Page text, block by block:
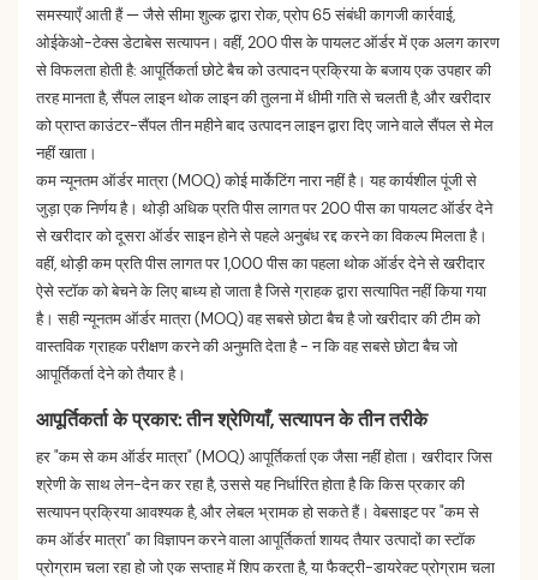
समस्याएँ आती हैं — जैसे सीमा शुल्क द्वारा रोक, प्रोप 65 संबंधी कागजी कार्रवाई,
ओईकेओ-टेक्स डेटाबेस सत्यापन। वहीं, 200 पीस के पायलट ऑर्डर में एक अलग कारण
से विफलता होती है: आपूर्तिकर्ता छोटे बैच को उत्पादन प्रक्रिया के बजाय एक उपहार की
तरह मानता है, सैंपल लाइन थोक लाइन की तुलना में धीमी गति से चलती है, और खरीदार
को प्राप्त काउंटर-सैंपल तीन महीने बाद उत्पादन लाइन द्वारा दिए जाने वाले सैंपल से मेल
नहीं खाता।
कम न्यूनतम ऑर्डर मात्रा (MOQ) कोई मार्केटिंग नारा नहीं है। यह कार्यशील पूंजी से
जुड़ा एक निर्णय है। थोड़ी अधिक प्रति पीस लागत पर 200 पीस का पायलट ऑर्डर देने
से खरीदार को दूसरा ऑर्डर साइन होने से पहले अनुबंध रद्द करने का विकल्प मिलता है।
वहीं, थोड़ी कम प्रति पीस लागत पर 1,000 पीस का पहला थोक ऑर्डर देने से खरीदार
ऐसे स्टॉक को बेचने के लिए बाध्य हो जाता है जिसे ग्राहक द्वारा सत्यापित नहीं किया गया
है। सही न्यूनतम ऑर्डर मात्रा (MOQ) वह सबसे छोटा बैच है जो खरीदार की टीम को
वास्तविक ग्राहक परीक्षण करने की अनुमति देता है - न कि वह सबसे छोटा बैच जो
आपूर्तिकर्ता देने को तैयार है।
आपूर्तिकर्ता के प्रकार: तीन श्रेणियाँ, सत्यापन के तीन तरीके
हर "कम से कम ऑर्डर मात्रा" (MOQ) आपूर्तिकर्ता एक जैसा नहीं होता। खरीदार जिस
श्रेणी के साथ लेन-देन कर रहा है, उससे यह निर्धारित होता है कि किस प्रकार की
सत्यापन प्रक्रिया आवश्यक है, और लेबल भ्रामक हो सकते हैं। वेबसाइट पर "कम से
कम ऑर्डर मात्रा" का विज्ञापन करने वाला आपूर्तिकर्ता शायद तैयार उत्पादों का स्टॉक
प्रोग्राम चला रहा हो जो एक सप्ताह में शिप करता है, या फैक्ट्री-डायरेक्ट प्रोग्राम चला